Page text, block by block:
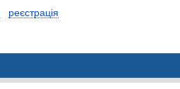
реєстрація